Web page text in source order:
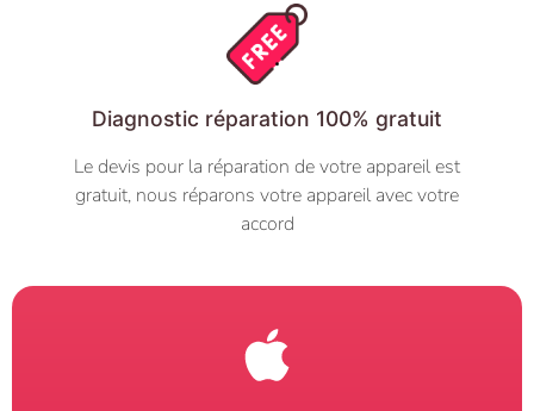
Diagnostic réparation 100% gratuit
Le devis pour la réparation de votre appareil est
gratuit, nous réparons votre appareil avec votre
accord